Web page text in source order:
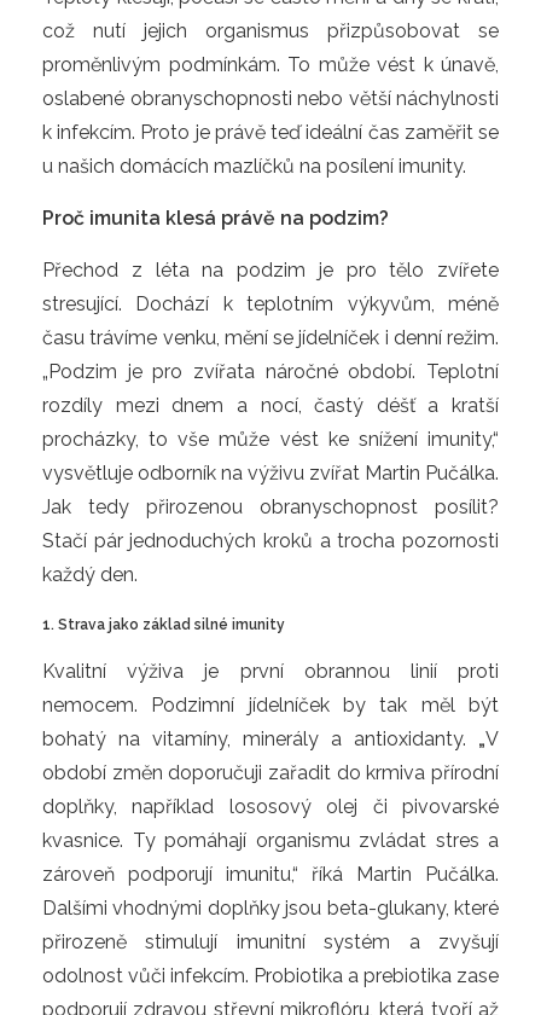
což nutí jejich organismus přizpůsobovat se
proměnlivým podmínkám. To může vést k únavě,
oslabené obranyschopnosti nebo větší náchylnosti
k infekcím. Proto je právě teď ideální čas zaměřit se
u našich domácích mazlíčků na posílení imunity.
Proč imunita klesá právě na podzim?
Přechod z léta na podzim je pro tělo zvířete
stresující. Dochází k teplotním výkyvům, méně
času trávíme venku, mění se jídelníček i denní režim.
„Podzim je pro zvířata náročné období. Teplotní
rozdíly mezi dnem a nocí, častý déšť a kratší
procházky, to vše může vést ke snížení imunity,“
vysvětluje odborník na výživu zvířat Martin Pučálka.
Jak tedy přirozenou obranyschopnost posílit?
Stačí pár jednoduchých kroků a trocha pozornosti
každý den.
1. Strava jako základ silné imunity
Kvalitní výživa je první obrannou linií proti
nemocem. Podzimní jídelníček by tak měl být
bohatý na vitamíny, minerály a antioxidanty. „V
období změn doporučuji zařadit do krmiva přírodní
doplňky, například lososový olej či pivovarské
kvasnice. Ty pomáhají organismu zvládat stres a
zároveň podporují imunitu,“ říká Martin Pučálka.
Dalšími vhodnými doplňky jsou beta-glukany, které
přirozeně stimulují imunitní systém a zvyšují
odolnost vůči infekcím. Probiotika a prebiotika zase
podporují zdravou střevní mikroflóru, která tvoří až